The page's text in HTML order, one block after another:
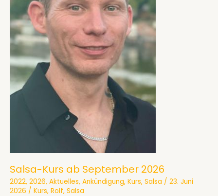
Salsa-Kurs ab September 2026
2022, 2026, Aktuelles, Ankündigung, Kurs, Salsa / 23. Juni
2026 / Kurs, Rolf, Salsa